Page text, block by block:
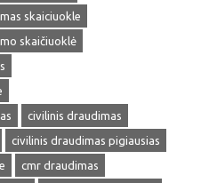
skaiciuokle
skaičiuoklė
civilinis draudimas
civilinis draudimas pigiausias
cmr draudimas